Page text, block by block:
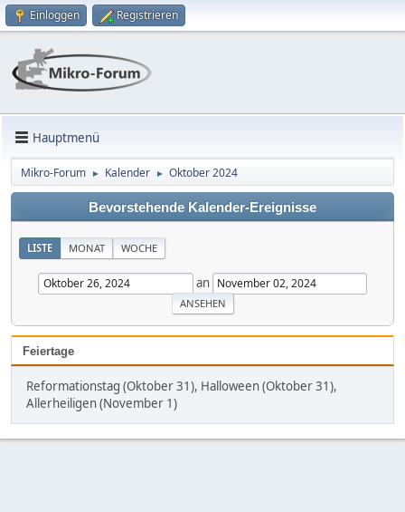
Einloggen Registrieren
Hauptmenü
Mikro-Forum ► Kalender ► Oktober 2024
Bevorstehende Kalender-Ereignisse
LISTE MONAT WOCHE
an
Feiertage
Reformationstag (Oktober 31), Halloween (Oktober 31),
Allerheiligen (November 1)